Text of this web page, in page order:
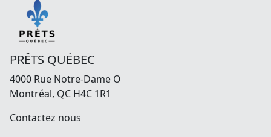
PRÊTS QUÉBEC
4000 Rue Notre-Dame O
Montréal, QC H4C 1R1
Contactez nous